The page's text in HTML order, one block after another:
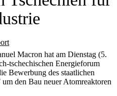
Macron hat am Dienstag (5.
tschechischen Energieforum
Bewerbung des staatlichen
den Bau neuer Atomreaktoren